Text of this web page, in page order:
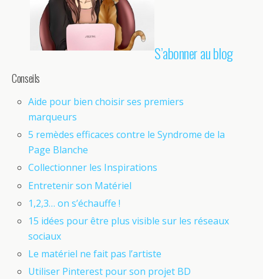
S’abonner au blog
Conseils
Aide pour bien choisir ses premiers
marqueurs
5 remèdes efficaces contre le Syndrome de la
Page Blanche
Collectionner les Inspirations
Entretenir son Matériel
1,2,3… on s’échauffe !
15 idées pour être plus visible sur les réseaux
sociaux
Le matériel ne fait pas l’artiste
Utiliser Pinterest pour son projet BD